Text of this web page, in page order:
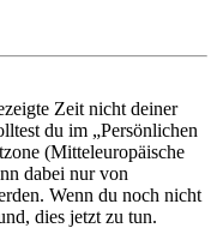
Zeit nicht deiner
du im „Persönlichen
(Mitteleuropäische
dabei nur von
Wenn du noch nicht
dies jetzt zu tun.